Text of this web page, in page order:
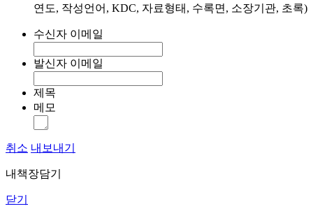
연도, 작성언어, KDC, 자료형태, 수록면, 소장기관, 초록)
수신자 이메일
발신자 이메일
제목
메모
취소 내보내기
내책장담기
닫기